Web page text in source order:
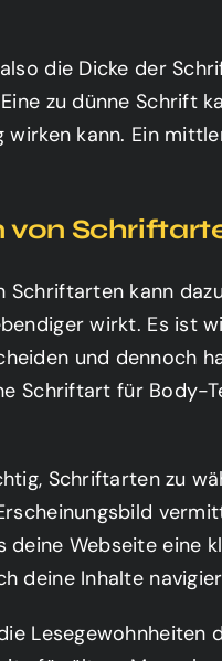
die Dicke der
zu dünne Schrift
wirken kann. Ein
von
Schriftarten kann
wirkt. Es ist
und dennoch
Schriftart für Body-
Schriftarten zu
deine Webseite eine
deine Inhalte
Lesegewohnheiten